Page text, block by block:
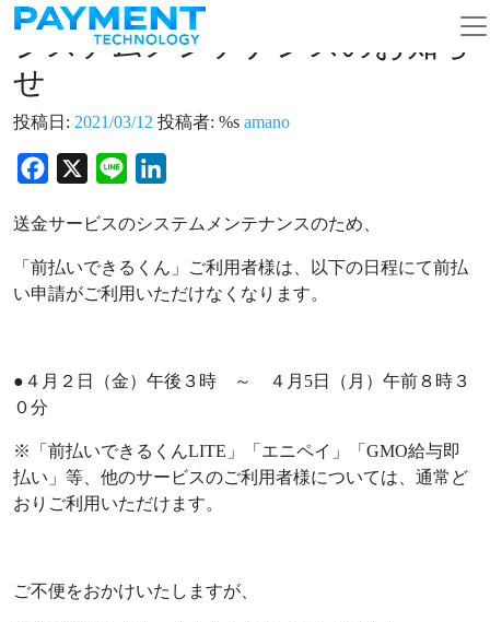
コンテンツへスキップ
メインナビゲーション
システムメンテナンスのお知ら
せ
投稿日: 2021/03/12 投稿者: %s amano
Facebook
X Line
送金サービスのシステムメンテナンスのため、
「前払いできるくん」ご利用者様は、以下の日程にて前払
い申請がご利用いただけなくなります。
●４月２日（金）午後３時 ～ ４月5日（月）午前８時３
０分
※「前払いできるくんLITE」「エニペイ」「GMO給与即
払い」等、他のサービスのご利用者様については、通常ど
おりご利用いただけます。
ご不便をおかけいたしますが、